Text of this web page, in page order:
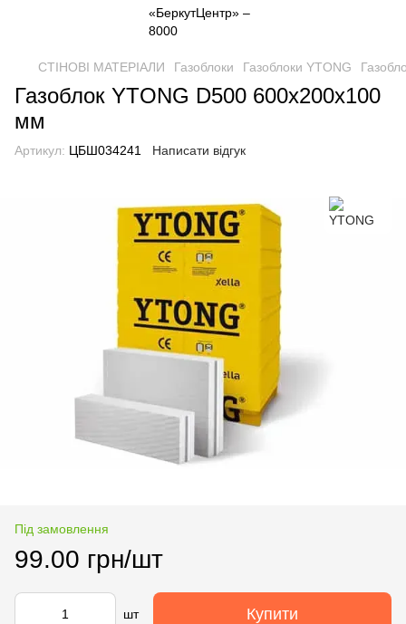
СТІНОВІ МАТЕРІАЛИ Газоблоки Газоблоки YTONG
Газоблок YTONG D500 600х200х100
мм
Артикул: ЦБШ034241 Написати відгук
Під замовлення
99.00 грн/шт
шт Купити